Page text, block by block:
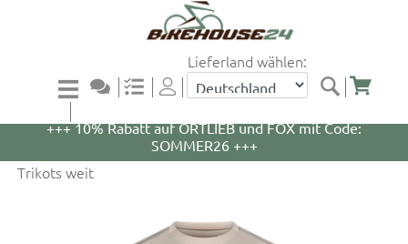
Lieferland wählen:
+++ 5% Rabatt auf WOOM Bikes und Zubehör mit
+++ 10% Rabatt auf ORTLIEB und FOX mit Code:
SOMMER26 +++
Trikots weit